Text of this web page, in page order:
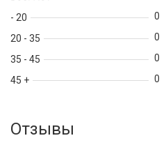
- 20
20 - 35
35 - 45
45 +
0
0
0
0
Отзывы